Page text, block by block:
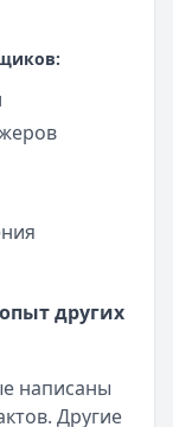
других
написаны
Другие